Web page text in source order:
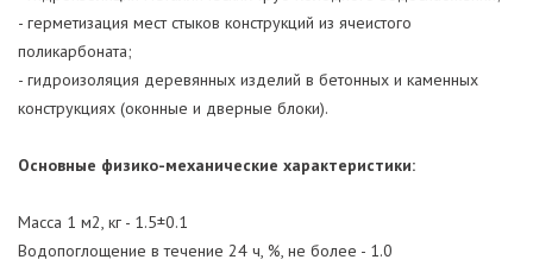
- герметизация мест стыков конструкций из ячеистого
поликарбоната;
- гидроизоляция деревянных изделий в бетонных и каменных
конструкциях (оконные и дверные блоки).
Основные физико-механические характеристики:
Масса 1 м2, кг - 1.5±0.1
Водопоглощение в течение 24 ч, %, не более - 1.0